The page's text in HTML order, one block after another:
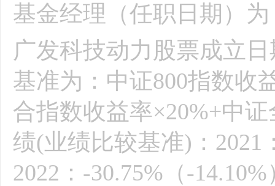
基金经理（任职日期）
广发科技动力股票成立
基准为：中证800指数收
合指数收益率×20%+中
绩(业绩比较基准)：2021
2022：-30.75%（-